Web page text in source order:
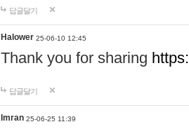
답글달기
Halower 25-06-10 12:45
Thank you for sharing
답글달기
Imran 25-06-25 11:39